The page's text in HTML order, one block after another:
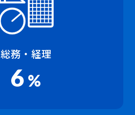
総務・経理
6 %